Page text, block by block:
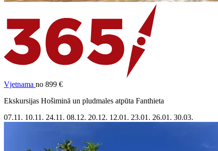
Vjetnama no 899 €
Ekskursijas Hošiminā un pludmales atpūta Fanthieta
07.11. 10.11. 24.11. 08.12. 20.12. 12.01. 23.01. 26.01. 30.03.